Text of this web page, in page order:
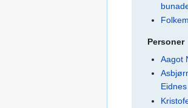
Personer
Aagot
Eidnes